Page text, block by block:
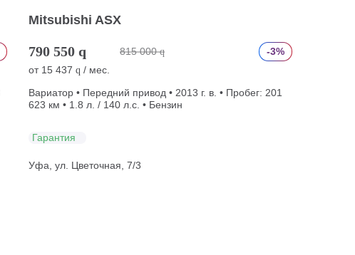
Mitsubishi ASX
790 550 q 815 000 q
-3%
от 15 437 q / мес.
Вариатор • Передний привод • 2013 г. в. • Пробег: 201
623 км • 1.8 л. / 140 л.с. • Бензин
Гарантия
Уфа, ул. Цветочная, 7/3